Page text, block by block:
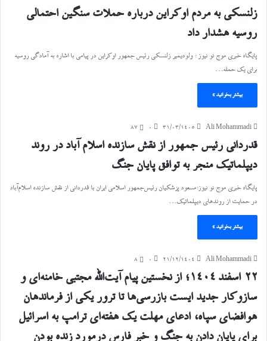
زلنسکی به مردم اوکراین درباره حملات سنگین احتمالی
روسیه هشدار داد
پایگاه خبری موج نو نیوز : ولودیمیر زلنسکی رئیس جمهور اوکراین در پیامی با اشاره به آمادگی روسیه
برای یک حمله…
بیشتر بخوانید »
Ali Mohammadi ۳۱/۰۳/۱۴۰۵ ۰ 87
قدردانی رئیس جمهور از نقش سازنده اسلام آباد در روند
دیپلماتیک منجر به توافق پایان جنگ
پایگاه خبری موج نو نیوز:مسعود پزشکیان رئیس‌جمهور اسلامی ایران با قدردانی از نقش سازنده اسلام‌آباد
در حمایت از روندهای دیپلماتیک…
بیشتر بخوانید »
Ali Mohammadi ۲۱/۱۲/۱۴۰۴ ۰ 8
۲۲ اسفند ۱۴۰۴؛ از نخستین پیام آیت‌الله مجتبی خامنه‌ای و
سازوکار جدید ایست بازرسی‌ها تا ترور یکی از فرماندهان
هوافضای سپاه، ادعای مهلت یک هفته‌ای ترامپ به اسرائیل
برای پایان دادن به جنگ و خبر فارس درمورد زنده بودن